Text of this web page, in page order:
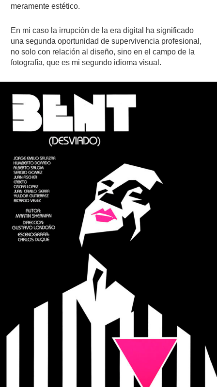
meramente estético.
En mi caso la irrupción de la era digital ha significado
una segunda oportunidad de supervivencia profesional,
no solo con relación al diseño, sino en el campo de la
fotografía, que es mi segundo idioma visual.